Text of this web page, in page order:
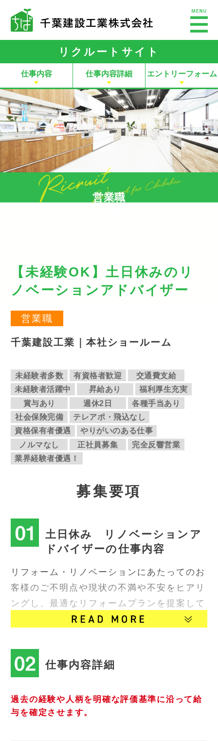
リクルートサイト
仕事内容 仕事内容詳細 エントリーフォーム
営業職
【未経験OK】土日休みのリ
ノベーションアドバイザー
営業職
千葉建設工業｜本社ショールーム
未経験者多数 有資格者歓迎
交通費支給
未経験者活躍中
昇給あり
福利厚生充実
賞与あり
週休2日
各種手当あり
社会保険完備
テレアポ・飛込なし
資格保有者優遇
やりがいのある仕事
ノルマなし
正社員募集
完全反響営業
業界経験者優遇！
募集要項
土日休み リノベーションア
ドバイザーの仕事内容
リフォーム・リノベーションにあたってのお
客様のご不明点や現状の不満や不安をヒアリ
ングし、最適なリフォームプランを提案して
いただきます。
含めてお客様のニーズに応える最適なリフォ
ームプランを提案営業していく仕事です。
お客様との対話を通じてニーズを適切に察知
し、リフォームの先にある快適な生活を提案
仕事内容詳細
過去の経験や人柄を明確な評価基準に沿って給
与を確定させます。